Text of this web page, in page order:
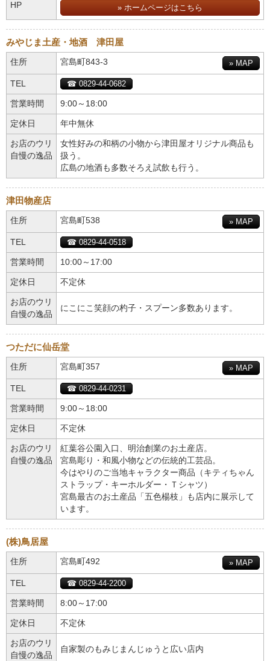
HP » ホームページはこちら
みやじま土産・地酒 津田屋
住所 » MAP
宮島町843-3
TEL ☎ 0829-44-0682
営業時間 9:00～18:00
定休日 年中無休
お店のウリ
自慢の逸品
女性好みの和柄の小物から津田屋オリジナル商品も
扱う。
広島の地酒も多数そろえ試飲も行う。
津田物産店
住所 » MAP
宮島町538
TEL ☎ 0829-44-0518
営業時間 10:00～17:00
定休日 不定休
お店のウリ
自慢の逸品
にこにこ笑顔の杓子・スプーン多数あります。
つただに仙岳堂
住所 » MAP
宮島町357
TEL ☎ 0829-44-0231
営業時間 9:00～18:00
定休日 不定休
お店のウリ
自慢の逸品
紅葉谷公園入口、明治創業のお土産店。
宮島彫り・和風小物などの伝統的工芸品。
今はやりのご当地キャラクター商品（キティちゃん
ストラップ・キーホルダー・Ｔシャツ）
宮島最古のお土産品「五色楊枝」も店内に展示して
います。
(株)鳥居屋
住所 » MAP
宮島町492
TEL ☎ 0829-44-2200
営業時間 8:00～17:00
定休日 不定休
お店のウリ
自慢の逸品
自家製のもみじまんじゅうと広い店内